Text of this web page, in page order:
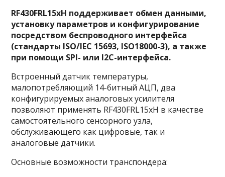
RF430FRL15xH поддерживает обмен данными,
установку параметров и конфигурирование
посредством беспроводного интерфейса
(стандарты ISO/IEC 15693, ISO18000-3), а также
при помощи SPI- или I2C-интерфейса.
Встроенный датчик температуры,
малопотребляющий 14-битный АЦП, два
конфигурируемых аналоговых усилителя
позволяют применять RF430FRL15xH в качестве
самостоятельного сенсорного узла,
обслуживающего как цифровые, так и
аналоговые датчики.
Основные возможности транспондера: